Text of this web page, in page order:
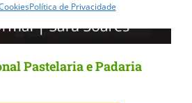
Política de Privacidade
Pastelaria e Padaria